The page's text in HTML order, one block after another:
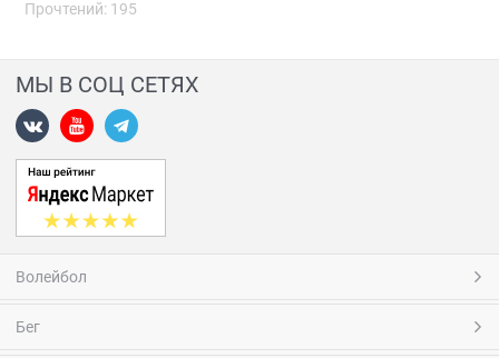
Прочтений: 195
МЫ В СОЦ СЕТЯХ
Волейбол
Бег